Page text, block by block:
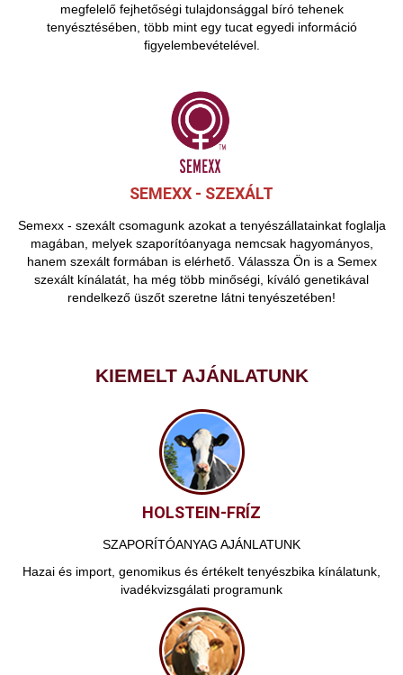
megfelelő fejhetőségi tulajdonsággal bíró tehenek
tenyésztésében, több mint egy tucat egyedi információ
figyelembevételével.
SEMEXX - SZEXÁLT
Semexx - szexált csomagunk azokat a tenyészállatainkat foglalja
magában, melyek szaporítóanyaga nemcsak hagyományos,
hanem szexált formában is elérhető. Válassza Ön is a Semex
szexált kínálatát, ha még több minőségi, kíváló genetikával
rendelkező üszőt szeretne látni tenyészetében!
KIEMELT AJÁNLATUNK
HOLSTEIN-FRÍZ
SZAPORÍTÓANYAG AJÁNLATUNK
Hazai és import, genomikus és értékelt tenyészbika kínálatunk,
ivadékvizsgálati programunk